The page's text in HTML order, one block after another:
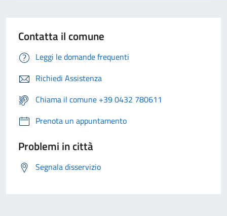
Contatta il comune
Leggi le domande frequenti
Richiedi Assistenza
Chiama il comune +39 0432 780611
Prenota un appuntamento
Problemi in città
Segnala disservizio